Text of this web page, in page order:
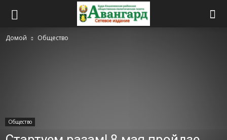
Домой Общество
Общество